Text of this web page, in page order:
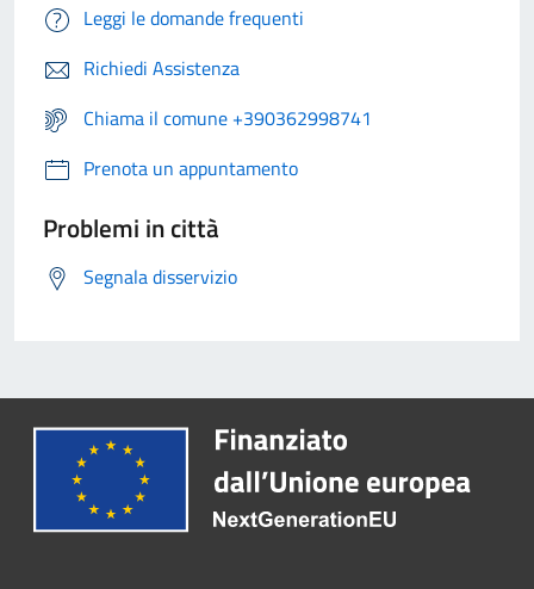
Leggi le domande frequenti
Richiedi Assistenza
Chiama il comune +390362998741
Prenota un appuntamento
Problemi in città
Segnala disservizio